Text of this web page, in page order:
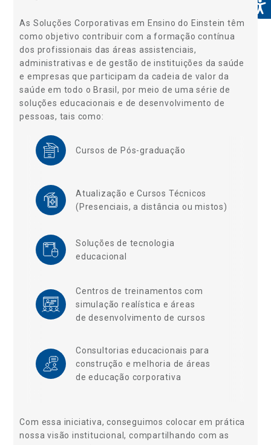
As Soluções Corporativas em Ensino do Einstein têm
como objetivo contribuir com a formação contínua
dos profissionais das áreas assistenciais,
administrativas e de gestão de instituições da saúde
e empresas que participam da cadeia de valor da
saúde em todo o Brasil, por meio de uma série de
soluções educacionais e de desenvolvimento de
pessoas, tais como:
Cursos de Pós-graduação
Atualização e Cursos Técnicos
(Presenciais, a distância ou mistos)
Soluções de tecnologia
educacional
Centros de treinamentos com
simulação realística e áreas
de desenvolvimento de cursos
Consultorias educacionais para
construção e melhoria de áreas
de educação corporativa
Com essa iniciativa, conseguimos colocar em prática
nossa visão institucional, compartilhando com as